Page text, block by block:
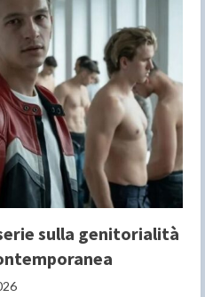
sulla genitorialità